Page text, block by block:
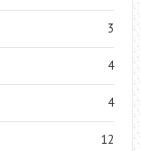
3
4
4
12